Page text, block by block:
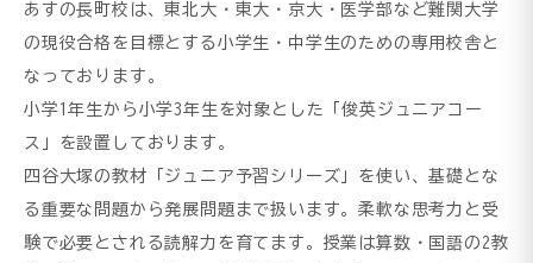
あすの長町校は、東北大・東大・京大・医学部など難関大学
の現役合格を目標とする小学生・中学生のための専用校舎と
なっております。
小学1年生から小学3年生を対象とした「俊英ジュニアコー
ス」を設置しております。
四谷大塚の教材「ジュニア予習シリーズ」を使い、基礎とな
る重要な問題から発展問題まで扱います。柔軟な思考力と受
験で必要とされる読解力を育てます。授業は算数・国語の2教